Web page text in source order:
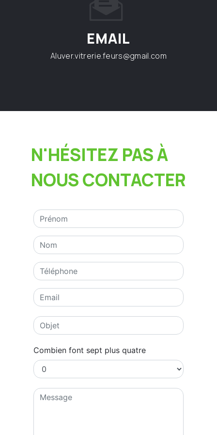
EMAIL
aluver.vitrerie.feurs@gmail.com
N'HÉSITEZ PAS À
NOUS CONTACTER
Combien font sept plus quatre